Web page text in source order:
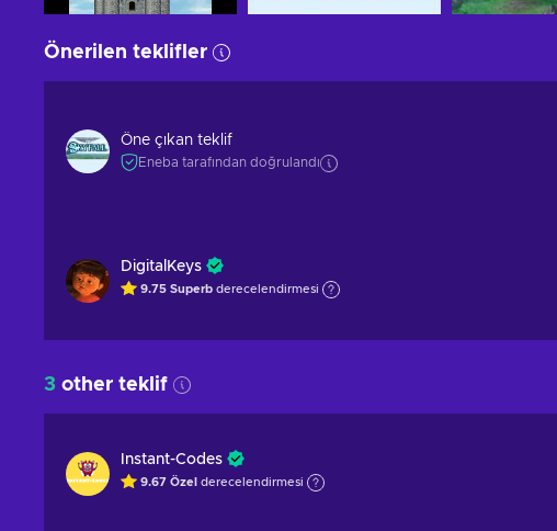
Önerilen teklifler
Öne çıkan teklif
Eneba tarafından doğrulandı
DigitalKeys
9.75 Superb derecelendirmesi
3 other teklif
Instant-Codes
9.67 Özel derecelendirmesi